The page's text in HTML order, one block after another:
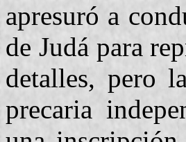
apresuró a
de Judá para
detalles, pero
precaria